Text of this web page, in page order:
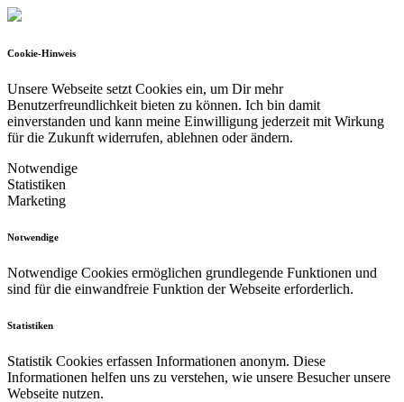
Cookie-Hinweis
Unsere Webseite setzt Cookies ein, um Dir mehr
Benutzerfreundlichkeit bieten zu können. Ich bin damit
einverstanden und kann meine Einwilligung jederzeit mit Wirkung
für die Zukunft widerrufen, ablehnen oder ändern.
Notwendige
Statistiken
Marketing
Notwendige
Notwendige Cookies ermöglichen grundlegende Funktionen und
sind für die einwandfreie Funktion der Webseite erforderlich.
Statistiken
Statistik Cookies erfassen Informationen anonym. Diese
Informationen helfen uns zu verstehen, wie unsere Besucher unsere
Webseite nutzen.